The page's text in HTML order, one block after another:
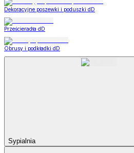
Dekoracyjne poszewki i poduszki dD
Prześcieradła dD
Obrusy i podkładki dD
Sypialnia